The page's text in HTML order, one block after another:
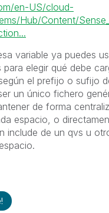
en-US/cloud-
Hub/Content/
variable ya puedes
elegir qué debe
el prefijo o sufijo
un único fichero
de forma
espacio, o
include de un qvs u